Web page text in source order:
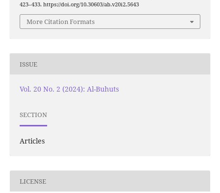
423–433. https://doi.org/10.30603/ab.v20i2.5643
More Citation Formats
ISSUE
Vol. 20 No. 2 (2024): Al-Buhuts
SECTION
Articles
LICENSE